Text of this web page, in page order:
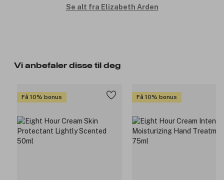
Se alt fra Elizabeth Arden
Vi anbefaler disse til deg
Få 10% bonus Få 10% bonus